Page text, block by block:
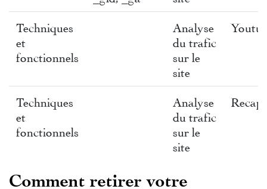
Techniques
et
fonctionnels
Analyse
du trafic
sur le
site
Techniques
et
fonctionnels
Analyse
du trafic
sur le
site
Comment retirer votre